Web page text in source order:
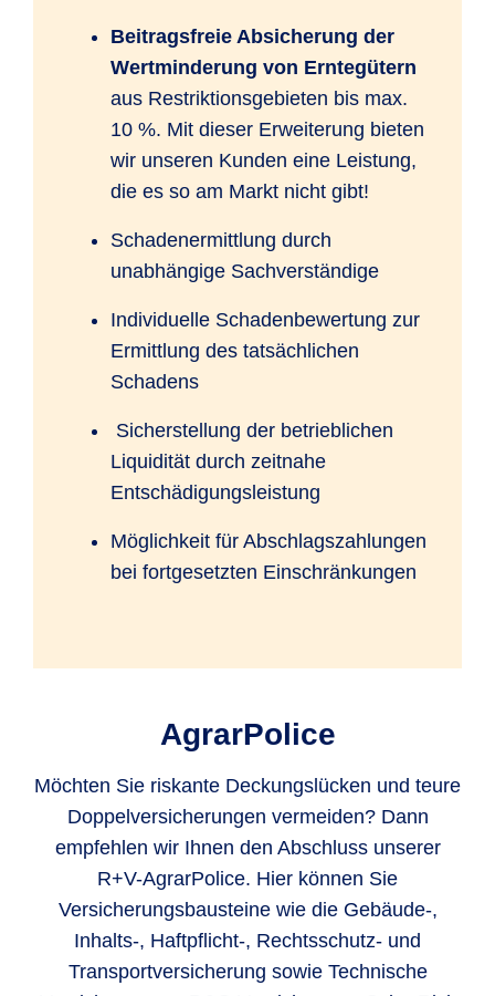
Beitragsfreie Absicherung der
Wertminderung von Erntegütern
aus Restriktionsgebieten bis max.
10 %. Mit dieser Erweiterung bieten
wir unseren Kunden eine Leistung,
die es so am Markt nicht gibt!
Schadenermittlung durch
unabhängige Sachverständige
Individuelle Schadenbewertung zur
Ermittlung des tatsächlichen
Schadens
Sicherstellung der betrieblichen
Liquidität durch zeitnahe
Entschädigungsleistung
Möglichkeit für Abschlagszahlungen
bei fortgesetzten Einschränkungen
AgrarPolice
Möchten Sie riskante Deckungslücken und teure
Doppelversicherungen vermeiden? Dann
empfehlen wir Ihnen den Abschluss unserer
R+V-AgrarPolice. Hier können Sie
Versicherungsbausteine wie die Gebäude-,
Inhalts-, Haftpflicht-, Rechtsschutz- und
Transportversicherung sowie Technische